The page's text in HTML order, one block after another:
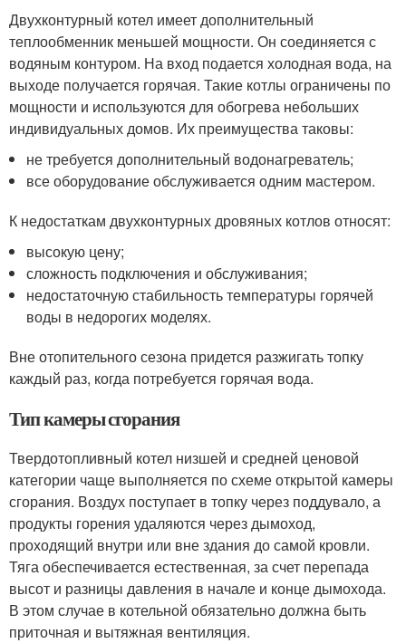
Двухконтурный котел имеет дополнительный
теплообменник меньшей мощности. Он соединяется с
водяным контуром. На вход подается холодная вода, на
выходе получается горячая. Такие котлы ограничены по
мощности и используются для обогрева небольших
индивидуальных домов. Их преимущества таковы:
не требуется дополнительный водонагреватель;
все оборудование обслуживается одним мастером.
К недостаткам двухконтурных дровяных котлов относят:
высокую цену;
сложность подключения и обслуживания;
недостаточную стабильность температуры горячей
воды в недорогих моделях.
Вне отопительного сезона придется разжигать топку
каждый раз, когда потребуется горячая вода.
Тип камеры сгорания
Твердотопливный котел низшей и средней ценовой
категории чаще выполняется по схеме открытой камеры
сгорания. Воздух поступает в топку через поддувало, а
продукты горения удаляются через дымоход,
проходящий внутри или вне здания до самой кровли.
Тяга обеспечивается естественная, за счет перепада
высот и разницы давления в начале и конце дымохода.
В этом случае в котельной обязательно должна быть
приточная и вытяжная вентиляция.